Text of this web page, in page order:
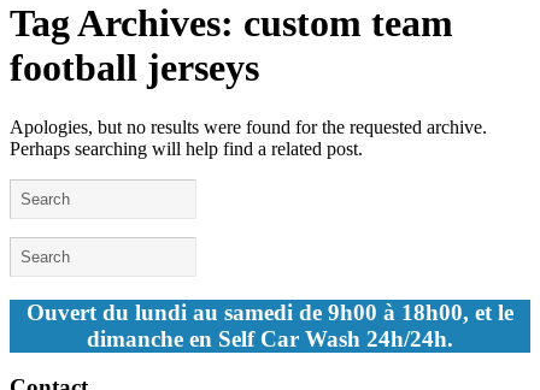
Tag Archives: custom team
football jerseys
Apologies, but no results were found for the requested archive.
Perhaps searching will help find a related post.
Ouvert du lundi au samedi de 9h00 à 18h00, et le
dimanche en Self Car Wash 24h/24h.